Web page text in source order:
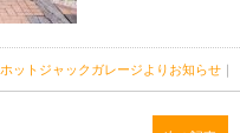
ホットジャックガレージよりお知らせ ｜